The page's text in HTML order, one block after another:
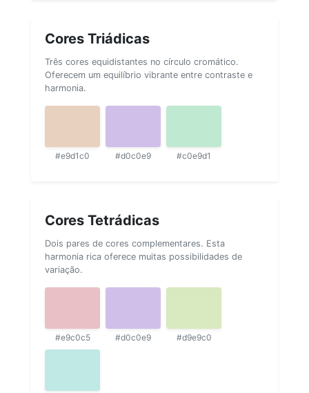
Cores Triádicas
Três cores equidistantes no círculo cromático.
Oferecem um equilíbrio vibrante entre contraste e
harmonia.
#e9d1c0 #d0c0e9 #c0e9d1
Cores Tetrádicas
Dois pares de cores complementares. Esta
harmonia rica oferece muitas possibilidades de
variação.
#e9c0c5 #d0c0e9 #d9e9c0